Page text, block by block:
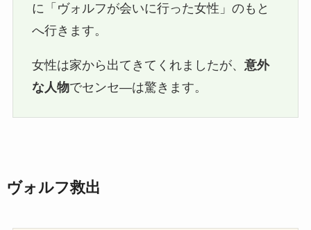
に「ヴォルフが会いに行った女性」のもと
へ行きます。
女性は家から出てきてくれましたが、 意外
な人物でセンセ―は驚きます。
ヴォルフ救出